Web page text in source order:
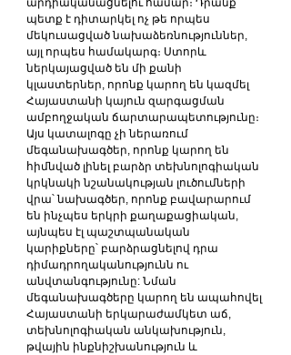
արդիականացնելու համար։ Դրանք
պետք է դիտարկել ոչ թե որպես
մեկուսացված նախաձեռնություններ,
այլ որպես համակարգ։ Ստորև
ներկայացված են մի քանի
կլաստերներ, որոնք կարող են կազմել
Հայաստանի կայուն զարգացման
ամբողջական ճարտարապետությունը։
Այս կատալոգը չի ներառում
մեգանախագծեր, որոնք կարող են
հիմնված լինել բարձր տեխնոլոգիական
կրկնակի նշանակության լուծումների
վրա՝ նախագծեր, որոնք բավարարում
են ինչպես երկրի քաղաքացիական,
այնպես էլ պաշտպանական
կարիքները՝ բարձրացնելով դրա
դիմադրողականությունն ու
անվտանգությունը: Նման
մեգանախագծերը կարող են ապահովել
Հայաստանի երկարաժամկետ աճ,
տեխնոլոգիական անկախություն,
թվային ինքնիշխանություն և